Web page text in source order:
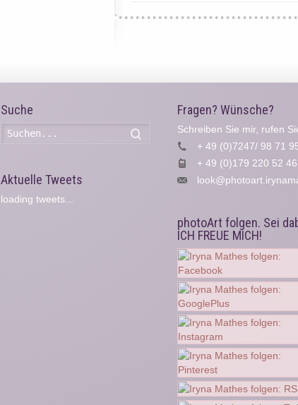
Suche
Aktuelle Tweets
loading tweets...
Fragen? Wünsche?
+ 49 (0)7247/ 98 71
+ 49 (0)179 220 52 46
photoArt folgen. Sei
ICH FREUE MICH!